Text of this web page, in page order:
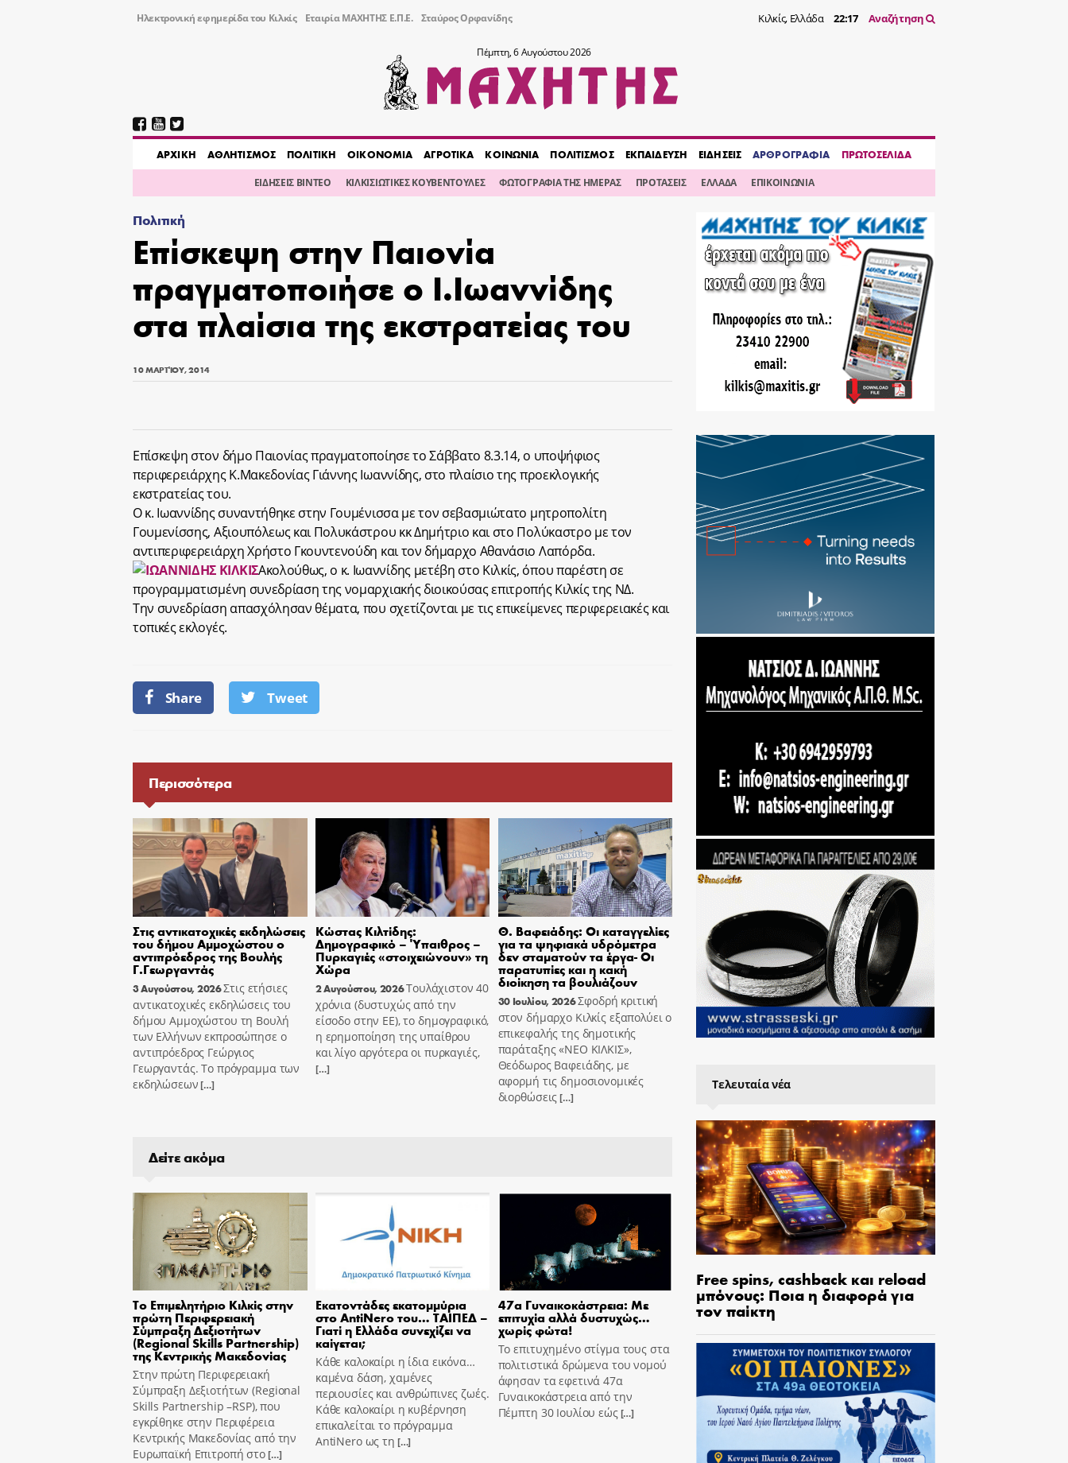
Ηλεκτρονική εφημερίδα του Κιλκίς Εταιρία ΜΑΧΗΤΗΣ Ε.Π.Ε. Σταύρος Ορφανίδης Κιλκίς, Ελλάδα 22:17 Αναζήτηση
Πέμπτη, 6 Αυγούστου 2026
AΡΧΙΚΗ ΑΘΛΗΤΙΣΜΟΣ ΠΟΛΙΤΙΚΗ ΟΙΚΟΝΟΜΙΑ ΑΓΡΟΤΙΚΑ ΚΟΙΝΩΝΙΑ ΠΟΛΙΤΙΣΜΟΣ ΕΚΠΑΙΔΕΥΣΗ ΕΙΔΗΣΕΙΣ ΑΡΘΡΟΓΡΑΦΙΑ ΠΡΩΤΟΣΕΛΙΔΑ
ΕΙΔΗΣΕΙΣ ΒΙΝΤΕΟ ΚΙΛΚΙΣΙΩΤΙΚΕΣ ΚΟΥΒΕΝΤΟΥΛΕΣ ΦΩΤΟΓΡΑΦΙΑ ΤΗΣ ΗΜΕΡΑΣ ΠΡΟΤΑΣΕΙΣ ΕΛΛΑΔΑ ΕΠΙΚΟΙΝΩΝΙΑ
Πολιτική
Επίσκεψη στην Παιονία
πραγματοποιήσε ο Ι.Ιωαννίδης
στα πλαίσια της εκστρατείας του
10 ΜΑΡΤΊΟΥ, 2014
Επίσκεψη στον δήμο Παιονίας πραγματοποίησε το Σάββατο 8.3.14, ο υποψήφιος
περιφερειάρχης Κ.Μακεδονίας Γιάννης Ιωαννίδης, στο πλαίσιο της προεκλογικής
εκστρατείας του.
Ο κ. Ιωαννίδης συναντήθηκε στην Γουμένισσα με τον σεβασμιώτατο μητροπολίτη
Γουμενίσσης, Αξιουπόλεως και Πολυκάστρου κκ Δημήτριο και στο Πολύκαστρο με τον
αντιπεριφερειάρχη Χρήστο Γκουντενούδη και τον δήμαρχο Αθανάσιο Λαπόρδα.
Ακολούθως, ο κ. Ιωαννίδης μετέβη στο Κιλκίς, όπου παρέστη σε
προγραμματισμένη συνεδρίαση της νομαρχιακής διοικούσας επιτροπής Κιλκίς της ΝΔ.
Την συνεδρίαση απασχόλησαν θέματα, που σχετίζονται με τις επικείμενες περιφερειακές και
τοπικές εκλογές.
Share Tweet
Περισσότερα
Στις αντικατοχικές εκδηλώσεις
του δήμου Αμμοχώστου ο
αντιπρόεδρος της Βουλής
Γ.Γεωργαντάς
3 Αυγούστου, 2026Στις ετήσιες
αντικατοχικές εκδηλώσεις του
δήμου Αμμοχώστου τη Βουλή
των Ελλήνων εκπροσώπησε ο
αντιπρόεδρος Γεώργιος
Γεωργαντάς. Το πρόγραμμα των
εκδηλώσεων[…]
Κώστας Κιλτίδης:
Δημογραφικό – Ύπαιθρος –
Πυρκαγιές «στοιχειώνουν» τη
Χώρα
2 Αυγούστου, 2026Τουλάχιστον 40
χρόνια (δυστυχώς από την
είσοδο στην ΕΕ), το δημογραφικό,
η ερημοποίηση της υπαίθρου
και λίγο αργότερα οι πυρκαγιές,
[…]
Θ. Βαφειάδης: Οι καταγγελίες
για τα ψηφιακά υδρόμετρα
δεν σταματούν τα έργα- Οι
παρατυπίες και η κακή
διοίκηση τα βουλιάζουν
30 Ιουλίου, 2026Σφοδρή κριτική
στον δήμαρχο Κιλκίς εξαπολύει ο
επικεφαλής της δημοτικής
παράταξης «ΝΕΟ ΚΙΛΚΙΣ»,
Θεόδωρος Βαφειάδης, με
αφορμή τις δημοσιονομικές
διορθώσεις[…]
Δείτε ακόμα
Το Επιμελητήριο Κιλκίς στην
πρώτη Περιφερειακή
Σύμπραξη Δεξιοτήτων
(Regional Skills Partnership)
της Κεντρικής Μακεδονίας
Στην πρώτη Περιφερειακή
Σύμπραξη Δεξιοτήτων (Regional
Skills Partnership –RSP), που
εγκρίθηκε στην Περιφέρεια
Κεντρικής Μακεδονίας από την
Ευρωπαϊκή Επιτροπή στο[…]
Εκατοντάδες εκατομμύρια
στο AntiNero του… ΤΑΙΠΕΔ –
Γιατί η Ελλάδα συνεχίζει να
καίγεται;
Κάθε καλοκαίρι η ίδια εικόνα…
καμένα δάση, χαμένες
περιουσίες και ανθρώπινες ζωές.
Κάθε καλοκαίρι η κυβέρνηση
επικαλείται το πρόγραμμα
AntiNero ως τη […]
47α Γυναικοκάστρεια: Με
επιτυχία αλλά δυστυχώς…
χωρίς φώτα!
Το επιτυχημένο στίγμα τους στα
πολιτιστικά δρώμενα του νομού
άφησαν τα εφετινά 47α
Γυναικοκάστρεια από την
Πέμπτη 30 Ιουλίου εώς[…]
Τελευταία νέα
Free spins, cashback και reload
μπόνους: Ποια η διαφορά για
τον παίκτη